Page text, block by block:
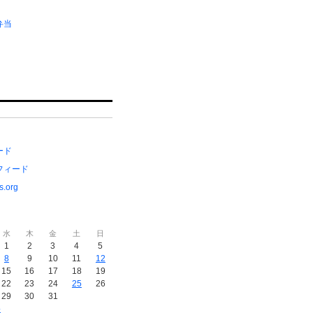
当
ド
ィード
水 木 金 土 日
1 2 3 4
5
8 9 10 11
12
15 16 17 18
19
22 23 24 25
26
29 30
31